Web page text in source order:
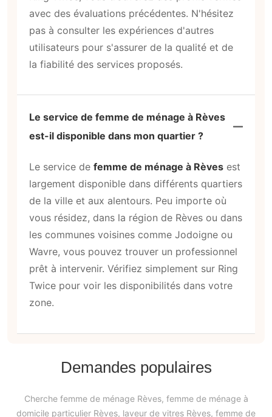
avec des évaluations précédentes. N'hésitez
pas à consulter les expériences d'autres
utilisateurs pour s'assurer de la qualité et de
la fiabilité des services proposés.
Le service de femme de ménage à Rèves
est-il disponible dans mon quartier ?
Le service de femme de ménage à Rèves est
largement disponible dans différents quartiers
de la ville et aux alentours. Peu importe où
vous résidez, dans la région de Rèves ou dans
les communes voisines comme Jodoigne ou
Wavre, vous pouvez trouver un professionnel
prêt à intervenir. Vérifiez simplement sur Ring
Twice pour voir les disponibilités dans votre
zone.
Demandes populaires
Cherche femme de ménage Rèves, femme de ménage à
domicile particulier Rèves, laveur de vitres Rèves, femme de